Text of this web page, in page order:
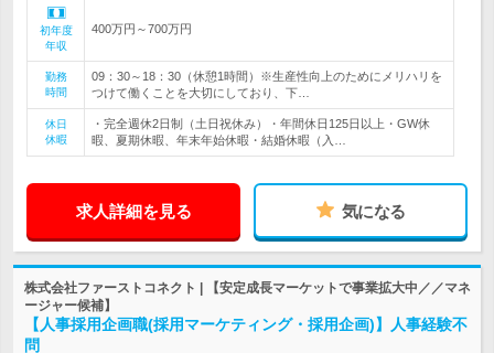
初年度
年収
400万円～700万円
勤務
時間
09：30～18：30（休憩1時間）※生産性向上のためにメリハリを
つけて働くことを大切にしており、下…
休日
休暇
・完全週休2日制（土日祝休み）・年間休日125日以上・GW休
暇、夏期休暇、年末年始休暇・結婚休暇（入…
求人詳細を見る 気になる
株式会社ファーストコネクト | 【安定成長マーケットで事業拡大中／／マネ
ージャー候補】
【人事採用企画職(採用マーケティング・採用企画)】人事経験不
問